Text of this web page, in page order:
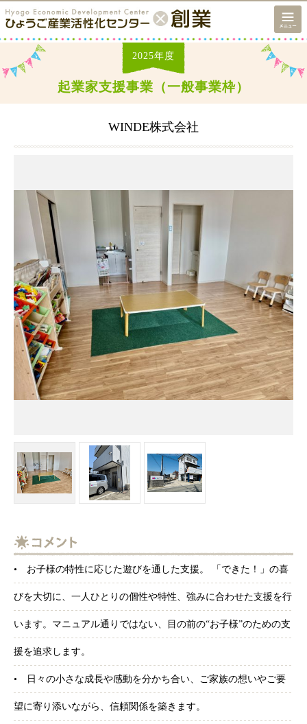
2025年度
起業家支援事業（一般事業枠）
WINDE株式会社
• お子様の特性に応じた遊びを通した支援。 「できた！」の喜
びを大切に、一人ひとりの個性や特性、強みに合わせた支援を行
います。マニュアル通りではない、目の前の“お子様”のための支
援を追求します。
• 日々の小さな成長や感動を分かち合い、ご家族の想いやご要
望に寄り添いながら、信頼関係を築きます。